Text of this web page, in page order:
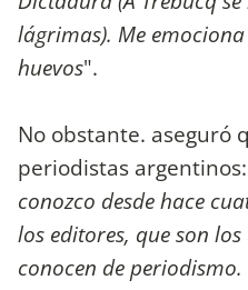
lágrimas). Me
huevos".
No obstante. aseguró
periodistas argentinos:
conozco desde hace
los editores, que son
conocen de